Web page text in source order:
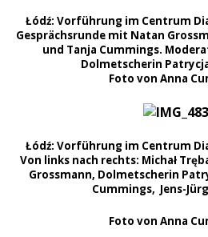
Łódź: Vorführung im Centrum
Gesprächsrunde mit Natan
und Tanja Cummings.
Dolmetscherin
Foto von Anna
Łódź: Vorführung im Centrum
Von links nach rechts: Michał
Grossmann, Dolmetscherin
Cummings, Jens-
Foto von Anna